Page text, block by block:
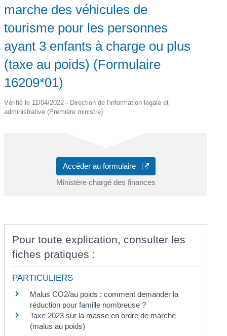
marche des véhicules de
tourisme pour les personnes
ayant 3 enfants à charge ou plus
(taxe au poids) (Formulaire
16209*01)
Vérifié le 11/04/2022 - Direction de l'information légale et
administrative (Première ministre)
Accéder au formulaire
Ministère chargé des finances
Pour toute explication, consulter les
fiches pratiques :
PARTICULIERS
Malus CO2/au poids : comment demander la
réduction pour famille nombreuse ?
Taxe 2023 sur la masse en ordre de marche
(malus au poids)